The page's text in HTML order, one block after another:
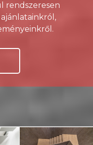
rendszeresen